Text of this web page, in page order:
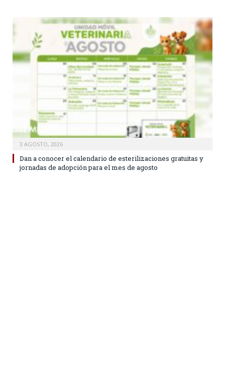
3 AGOSTO, 2026
Dan a conocer el calendario de esterilizaciones gratuitas y
jornadas de adopción para el mes de agosto